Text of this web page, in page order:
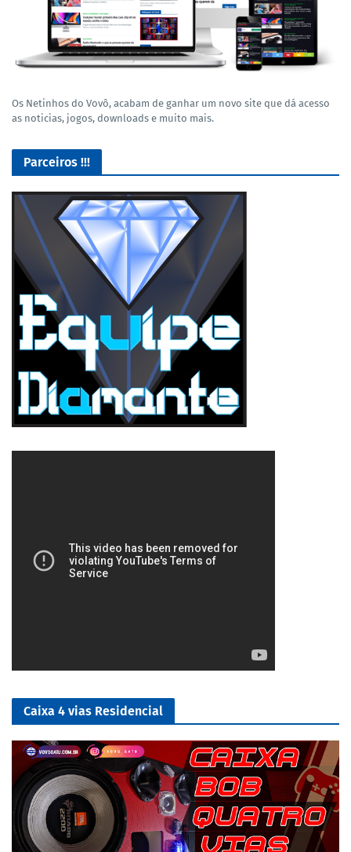
Os Netinhos do Vovô, acabam de ganhar um novo site que dá acesso
as noticias, jogos, downloads e muito mais.
Parceiros !!!
Lives de Gameplay no Facebook Gaming e muito mais
Caixa 4 vias Residencial